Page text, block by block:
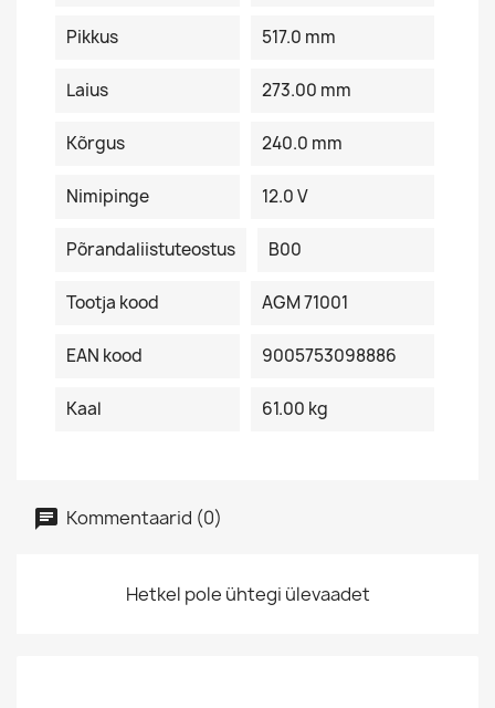
Pikkus 517.0 mm
Laius 273.00 mm
Kõrgus 240.0 mm
Nimipinge 12.0 V
Põrandaliistuteostus B00
Tootja kood AGM 71001
EAN kood 9005753098886
Kaal 61.00 kg
Kommentaarid (0)
Hetkel pole ühtegi ülevaadet